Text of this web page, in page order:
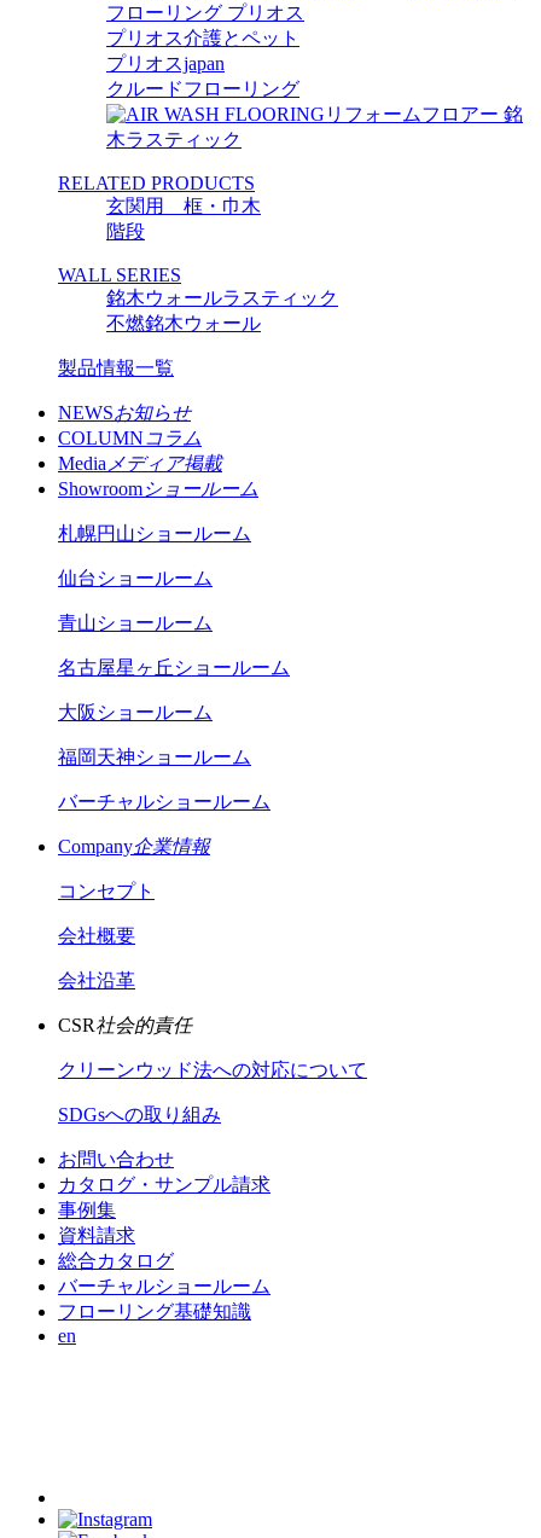
フローリング プリオス
プリオス介護とペット
プリオスjapan
クルードフローリング
リフォームフロアー 銘
木ラスティック
RELATED PRODUCTS
玄関用 框・巾木
階段
WALL SERIES
銘木ウォールラスティック
不燃銘木ウォール
製品情報一覧
NEWSお知らせ
COLUMNコラム
Media メディア掲載
Showroomショールーム
札幌円山ショールーム
仙台ショールーム
青山ショールーム
名古屋星ヶ丘ショールーム
大阪ショールーム
福岡天神ショールーム
バーチャルショールーム
Company企業情報
コンセプト
会社概要
会社沿革
CSR社会的責任
クリーンウッド法への対応について
SDGsへの取り組み
お問い合わせ
カタログ・サンプル請求
事例集
資料請求
総合カタログ
バーチャルショールーム
フローリング基礎知識
en